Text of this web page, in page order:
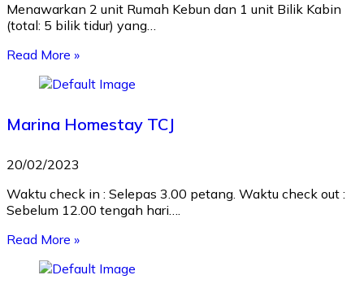
Menawarkan 2 unit Rumah Kebun dan 1 unit Bilik Kabin
(total: 5 bilik tidur) yang…
Read More »
Marina Homestay TCJ
20/02/2023
Waktu check in : Selepas 3.00 petang. Waktu check out :
Sebelum 12.00 tengah hari….
Read More »